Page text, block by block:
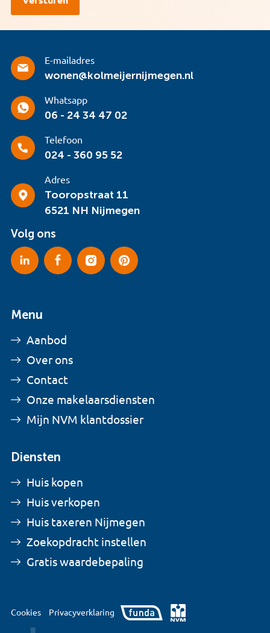
E-mailadres
wonen@kolmeijernijmegen.nl
Whatsapp
06 - 24 34 47 02
Telefoon
024 - 360 95 52
Adres
Tooropstraat 11
6521 NH Nijmegen
Volg ons
Menu
Aanbod
Over ons
Contact
Onze makelaarsdiensten
Mijn NVM klantdossier
Diensten
Huis kopen
Huis verkopen
Huis taxeren Nijmegen
Zoekopdracht instellen
Gratis waardebepaling
Cookies Privacyverklaring